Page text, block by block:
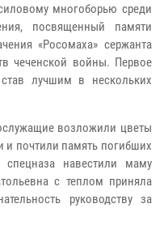
многоборью среди
посвященный памяти
«Росомаха» сержанта
чеченской войны. Первое
лучшим в нескольких
возложили цветы
почтили память погибших
навестили маму
с теплом приняла
руководству за